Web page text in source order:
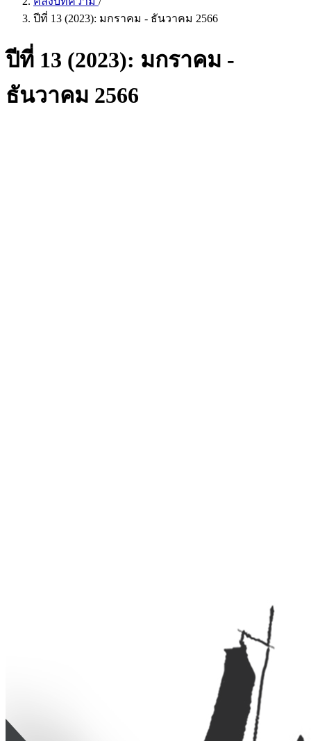
ปีที่ 13 (2023): มกราคม - ธันวาคม 2566
ปีที่ 13 (2023): มกราคม -
ธันวาคม 2566